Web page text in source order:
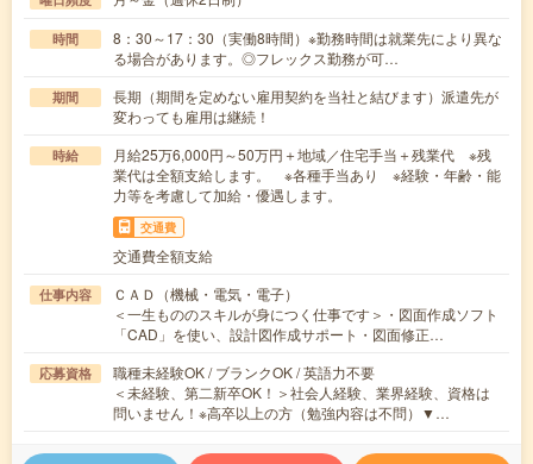
時間
8：30～17：30（実働8時間）※勤務時間は就業先により異な
る場合があります。◎フレックス勤務が可…
期間
長期（期間を定めない雇用契約を当社と結びます）派遣先が
変わっても雇用は継続！
時給
月給25万6,000円～50万円＋地域／住宅手当＋残業代 ※残
業代は全額支給します。 ※各種手当あり ※経験・年齢・能
力等を考慮して加給・優遇します。
交通費
交通費全額支給
仕事内容
ＣＡＤ（機械・電気・電子）
＜一生もののスキルが身につく仕事です＞・図面作成ソフト
「CAD」を使い、設計図作成サポート・図面修正…
応募資格
職種未経験OK / ブランクOK / 英語力不要
＜未経験、第二新卒OK！＞社会人経験、業界経験、資格は
問いません！※高卒以上の方（勉強内容は不問）▼…